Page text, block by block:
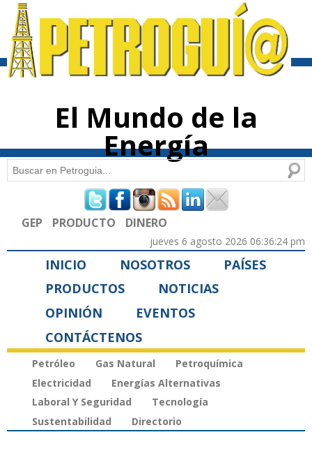
contenido
El Mundo de la
Energía
Formulario de búsqueda
Buscar
GEP PRODUCTO DINERO
jueves 6 agosto 2026 06:36:24 pm
INICIO NOSOTROS
PAÍSES
PRODUCTOS
NOTICIAS
OPINIÓN
EVENTOS
CONTÁCTENOS
Petróleo Gas Natural
Petroquímica
Electricidad
Energías Alternativas
Laboral Y Seguridad
Tecnología
Sustentabilidad
Directorio